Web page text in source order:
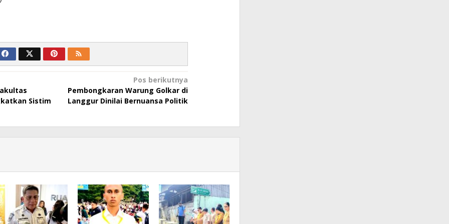
Sistim
Pos berikutnya
Pembongkaran Warung Golkar di
Langgur Dinilai Bernuansa Politik